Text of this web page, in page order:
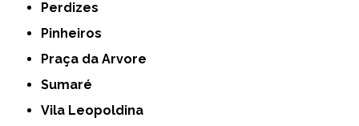
Perdizes
Pinheiros
Praça da Arvore
Sumaré
Vila Leopoldina